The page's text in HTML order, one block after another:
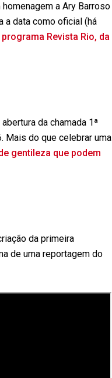
a Ary Barroso
a data como oficial (há
Revista Rio, da
da chamada 1ª
Mais do que celebrar uma
gentileza que podem
da primeira
de uma reportagem do